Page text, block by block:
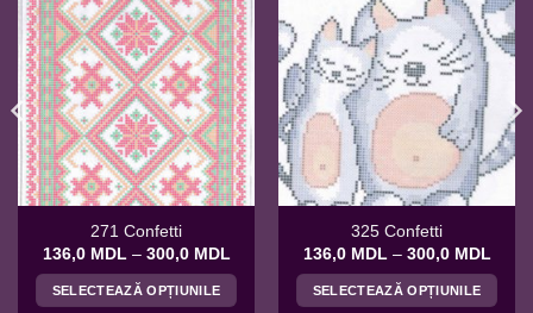
271 Confetti
136,0 MDL – 300,0 MDL
prețuri:
136,0 MDL
SELECTEAZĂ OPȚIUNILE
325 Confetti
136,0 MDL – 300,0 MDL
SELECTEAZĂ OPȚIUNILE
MDL